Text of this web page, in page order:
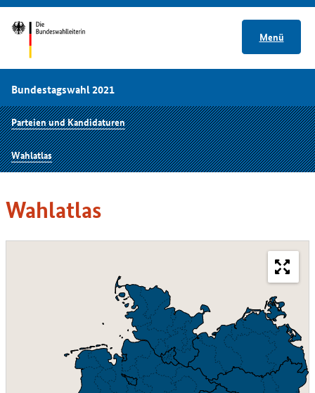
Menü
Bundestagswahl 2021
Parteien und Kandidaturen
Wahlatlas
Wahlatlas